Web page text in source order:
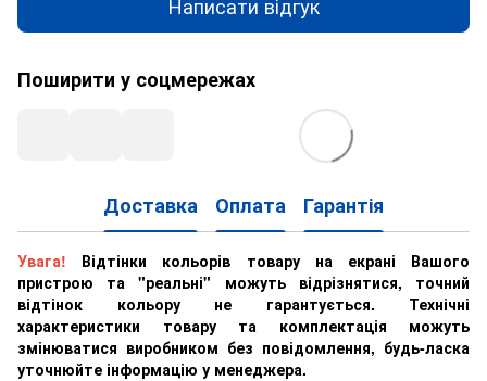
Поширити у соцмережах
Доставка Оплата Гарантія
Увага! Відтінки кольорів товару на екрані Вашого
пристрою та "реальні" можуть відрізнятися, точний
відтінок кольору не гарантується. Технічні
характеристики товару та комплектація можуть
змінюватися виробником без повідомлення, будь-ласка
уточнюйте інформацію у менеджера.